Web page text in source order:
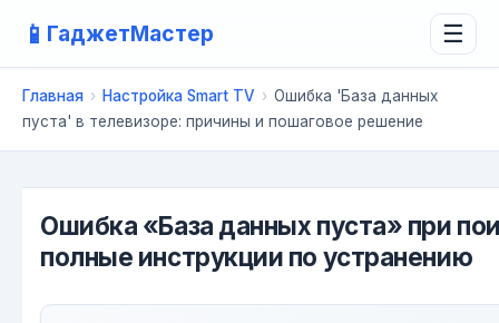
📱 ГаджетМастер ☰
Главная › Настройка Smart TV › Ошибка 'База данных
пуста' в телевизоре: причины и пошаговое решение
Ошибка «База данных пуста» при
полные инструкции по устранению